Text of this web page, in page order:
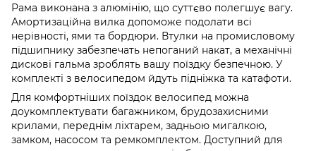
Рама виконана з алюмінію, що суттєво полегшує вагу.
Амортизаційна вилка допоможе подолати всі
нерівності, ями та бордюри. Втулки на промисловому
підшипнику забезпечать непоганий накат, а механічні
дискові гальма зроблять вашу поїздку безпечною. У
комплекті з велосипедом йдуть підніжка та катафоти.
Для комфортніших поїздок велосипед можна
доукомплектувати багажником, брудозахисними
крилами, переднім ліхтарем, задньою мигалкою,
замком, насосом та ремкомплектом. Доступний для